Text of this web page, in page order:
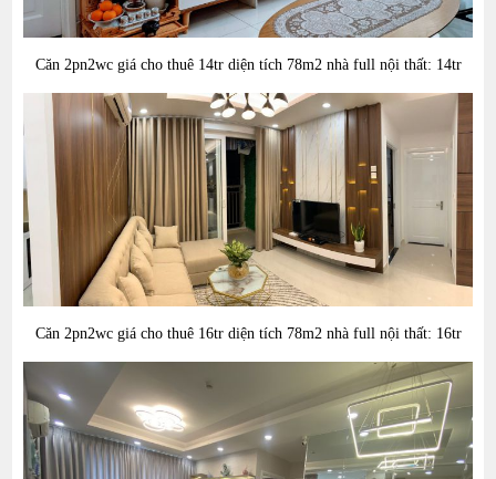
Căn 2pn2wc giá cho thuê 14tr diện tích 78m2 nhà full nội thất: 14tr
Căn 2pn2wc giá cho thuê 16tr diện tích 78m2 nhà full nội thất: 16tr